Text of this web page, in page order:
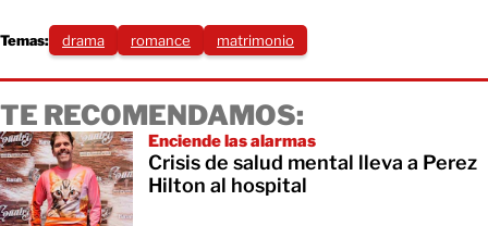
Temas: drama romance matrimonio
TE RECOMENDAMOS:
Enciende las alarmas
Crisis de salud mental lleva a Perez
Hilton al hospital